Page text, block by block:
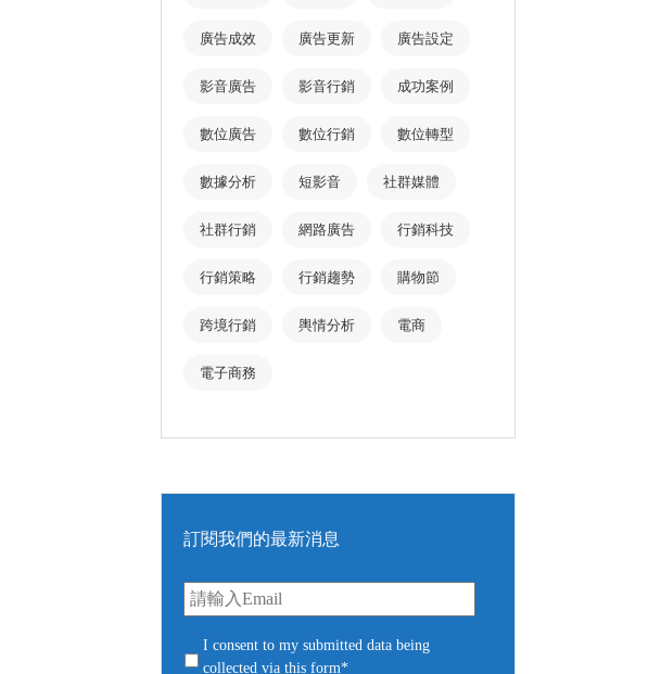
廣告成效 廣告更新 廣告設定
影音廣告 影音行銷 成功案例
數位廣告 數位行銷 數位轉型
數據分析 短影音 社群媒體
社群行銷 網路廣告 行銷科技
行銷策略 行銷趨勢 購物節
跨境行銷 輿情分析 電商
電子商務
訂閱我們的最新消息
E
m
a
lo
I consent to my submitted data being
collected via this form*